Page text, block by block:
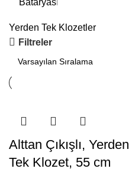
Yerden Tek Klozetler
Filtreler
Alttan Çıkışlı, Yerden
Tek Klozet, 55 cm